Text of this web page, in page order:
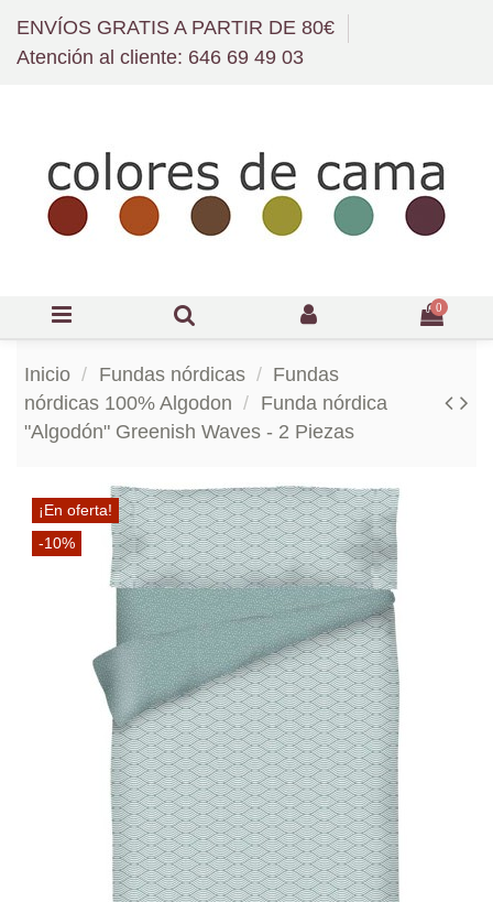
ENVÍOS GRATIS A PARTIR DE 80€
Atención al cliente: 646 69 49 03
0
Inicio Fundas nórdicas
Fundas
nórdicas 100% Algodon
Funda nórdica
"Algodón" Greenish Waves - 2 Piezas
¡En oferta!
-10%